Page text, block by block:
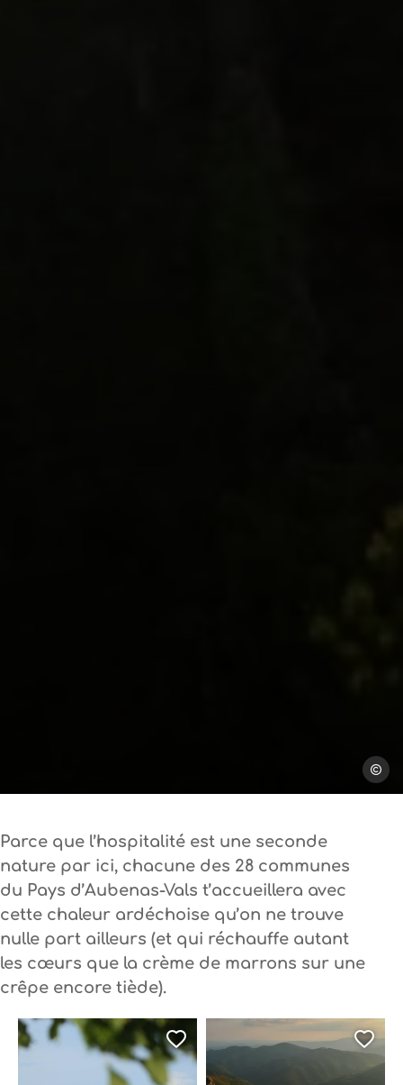
Steph
Parce que l’hospitalité est une seconde
nature par ici, chacune des 28 communes
du Pays d’Aubenas-Vals t’accueillera avec
cette chaleur ardéchoise qu’on ne trouve
nulle part ailleurs (et qui réchauffe autant
les cœurs que la crème de marrons sur une
crêpe encore tiède).
Ajouter cette page